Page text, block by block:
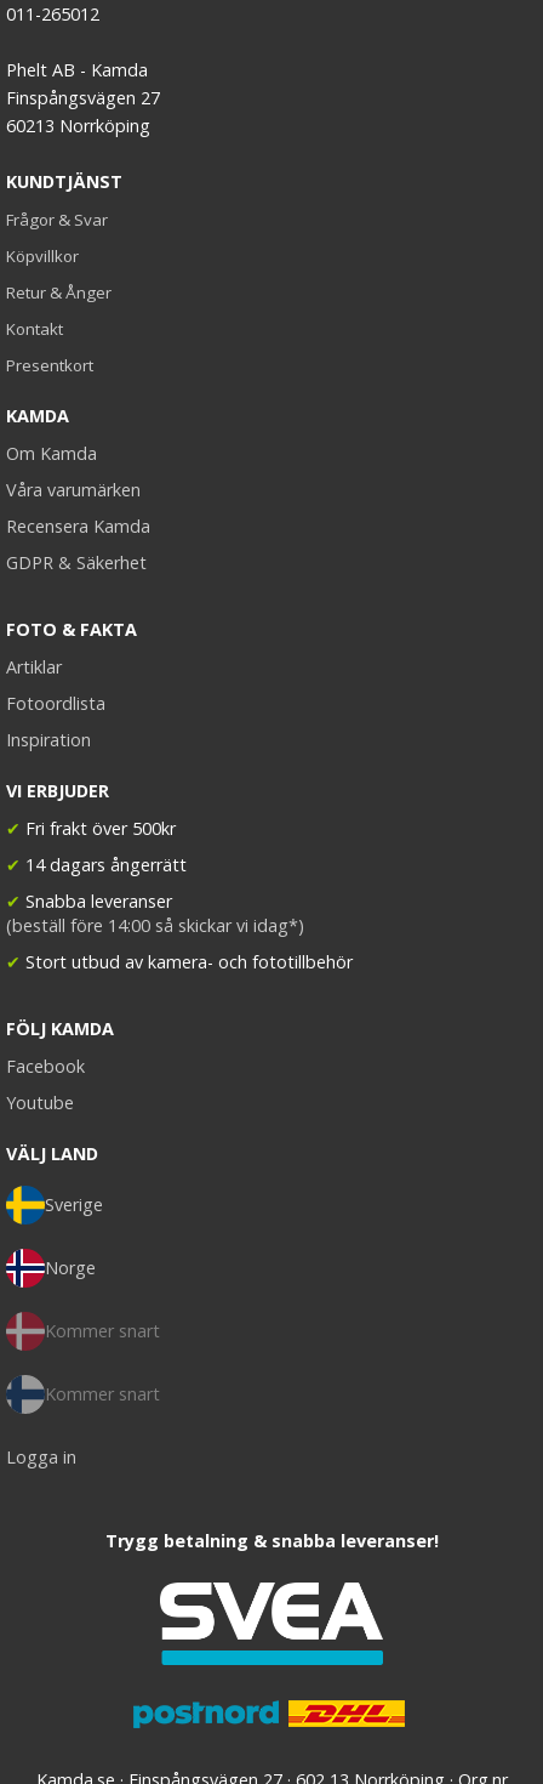
011-265012
Phelt AB - Kamda
Finspångsvägen 27
60213 Norrköping
KUNDTJÄNST
Frågor & Svar
Köpvillkor
Retur & Ånger
Kontakt
Presentkort
KAMDA
Om Kamda
Våra varumärken
Recensera Kamda
GDPR & Säkerhet
FOTO & FAKTA
Artiklar
Fotoordlista
Inspiration
VI ERBJUDER
✔ Fri frakt över 500kr
✔ 14 dagars ångerrätt
✔ Snabba leveranser
(beställ före 14:00 så skickar vi idag*)
✔ Stort utbud av kamera- och fototillbehör
FÖLJ KAMDA
Facebook
Youtube
VÄLJ LAND
Sverige
Norge
Kommer snart
Kommer snart
Logga in
Trygg betalning & snabba leveranser!